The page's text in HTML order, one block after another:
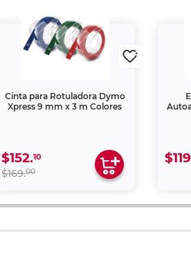
Cinta para Rotuladora Dymo
Xpress 9 mm x 3 m Colores
$152.10
$169.00